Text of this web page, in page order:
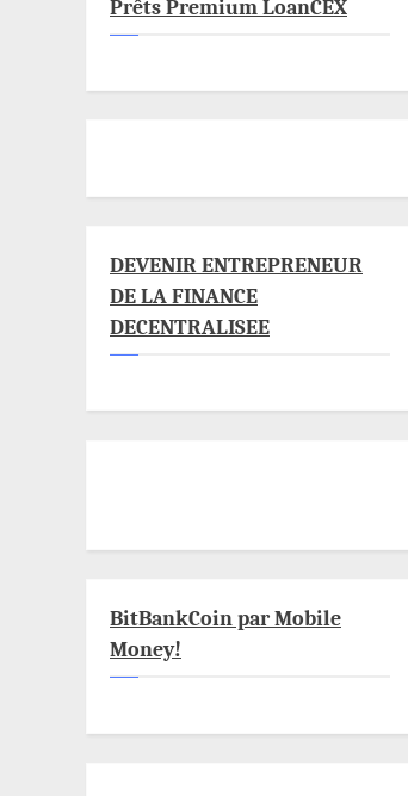
Prêts Premium LoanCEX
DEVENIR ENTREPRENEUR
DE LA FINANCE
DECENTRALISEE
BitBankCoin par Mobile
Money!